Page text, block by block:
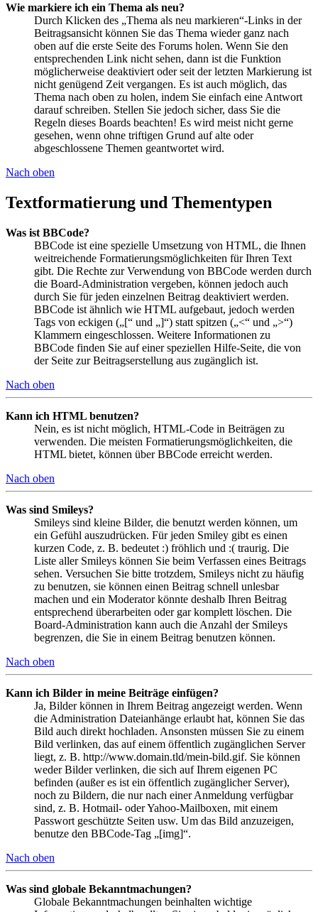
Wie markiere ich ein Thema als neu?
Durch Klicken des „Thema als neu markieren“-Links in der
Beitragsansicht können Sie das Thema wieder ganz nach
oben auf die erste Seite des Forums holen. Wenn Sie den
entsprechenden Link nicht sehen, dann ist die Funktion
möglicherweise deaktiviert oder seit der letzten Markierung ist
nicht genügend Zeit vergangen. Es ist auch möglich, das
Thema nach oben zu holen, indem Sie einfach eine Antwort
darauf schreiben. Stellen Sie jedoch sicher, dass Sie die
Regeln dieses Boards beachten! Es wird meist nicht gerne
gesehen, wenn ohne triftigen Grund auf alte oder
abgeschlossene Themen geantwortet wird.
Nach oben
Textformatierung und Thementypen
Was ist BBCode?
BBCode ist eine spezielle Umsetzung von HTML, die Ihnen
weitreichende Formatierungsmöglichkeiten für Ihren Text
gibt. Die Rechte zur Verwendung von BBCode werden durch
die Board-Administration vergeben, können jedoch auch
durch Sie für jeden einzelnen Beitrag deaktiviert werden.
BBCode ist ähnlich wie HTML aufgebaut, jedoch werden
Tags von eckigen („[“ und „]“) statt spitzen („<“ und „>“)
Klammern eingeschlossen. Weitere Informationen zu
BBCode finden Sie auf einer speziellen Hilfe-Seite, die von
der Seite zur Beitragserstellung aus zugänglich ist.
Nach oben
Kann ich HTML benutzen?
Nein, es ist nicht möglich, HTML-Code in Beiträgen zu
verwenden. Die meisten Formatierungsmöglichkeiten, die
HTML bietet, können über BBCode erreicht werden.
Nach oben
Was sind Smileys?
Smileys sind kleine Bilder, die benutzt werden können, um
ein Gefühl auszudrücken. Für jeden Smiley gibt es einen
kurzen Code, z. B. bedeutet :) fröhlich und :( traurig. Die
Liste aller Smileys können Sie beim Verfassen eines Beitrags
sehen. Versuchen Sie bitte trotzdem, Smileys nicht zu häufig
zu benutzen, sie können einen Beitrag schnell unlesbar
machen und ein Moderator könnte deshalb Ihren Beitrag
entsprechend überarbeiten oder gar komplett löschen. Die
Board-Administration kann auch die Anzahl der Smileys
begrenzen, die Sie in einem Beitrag benutzen können.
Nach oben
Kann ich Bilder in meine Beiträge einfügen?
Ja, Bilder können in Ihrem Beitrag angezeigt werden. Wenn
die Administration Dateianhänge erlaubt hat, können Sie das
Bild auch direkt hochladen. Ansonsten müssen Sie zu einem
Bild verlinken, das auf einem öffentlich zugänglichen Server
liegt, z. B. http://www.domain.tld/mein-bild.gif. Sie können
weder Bilder verlinken, die sich auf Ihrem eigenen PC
befinden (außer es ist ein öffentlich zugänglicher Server),
noch zu Bildern, die nur nach einer Anmeldung verfügbar
sind, z. B. Hotmail- oder Yahoo-Mailboxen, mit einem
Passwort geschützte Seiten usw. Um das Bild anzuzeigen,
benutze den BBCode-Tag „[img]“.
Nach oben
Was sind globale Bekanntmachungen?
Globale Bekanntmachungen beinhalten wichtige